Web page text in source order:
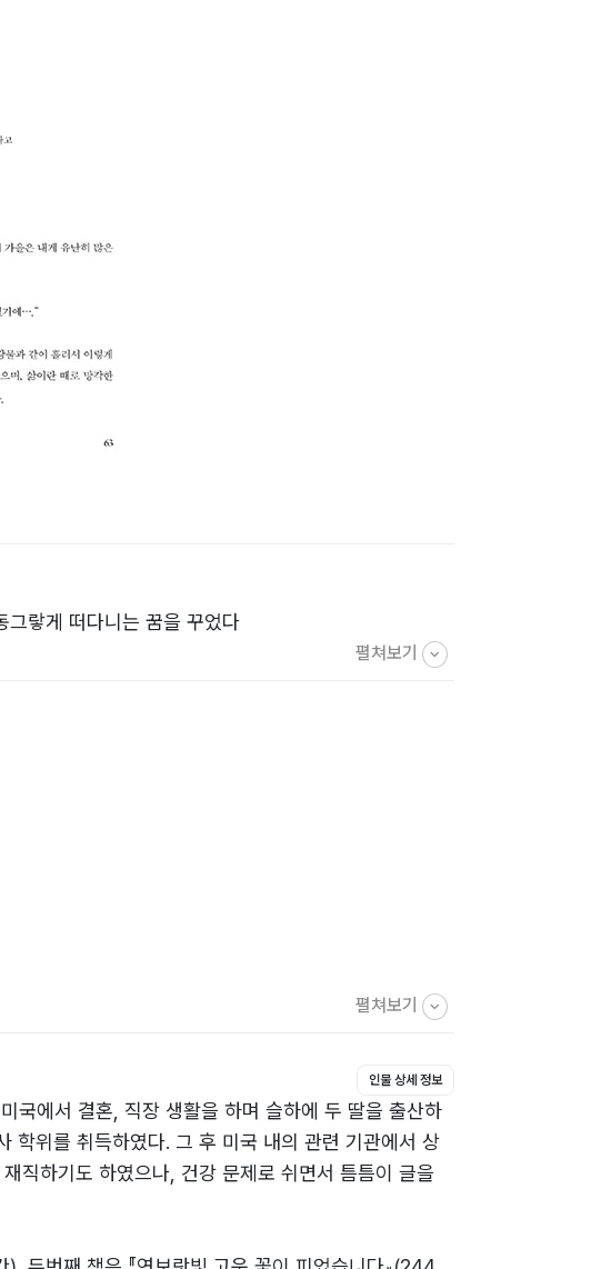
그랗게 떠다니는 꿈을 꾸었다
펼쳐보기
펼쳐보기
인물 상세 정보
국에서 결혼, 직장 생활을 하며 슬하에 두 딸을 출산하
학위를 취득하였다. 그 후 미국 내의 관련 기관에서 상
직하기도 하였으나, 건강 문제로 쉬면서 틈틈이 글을